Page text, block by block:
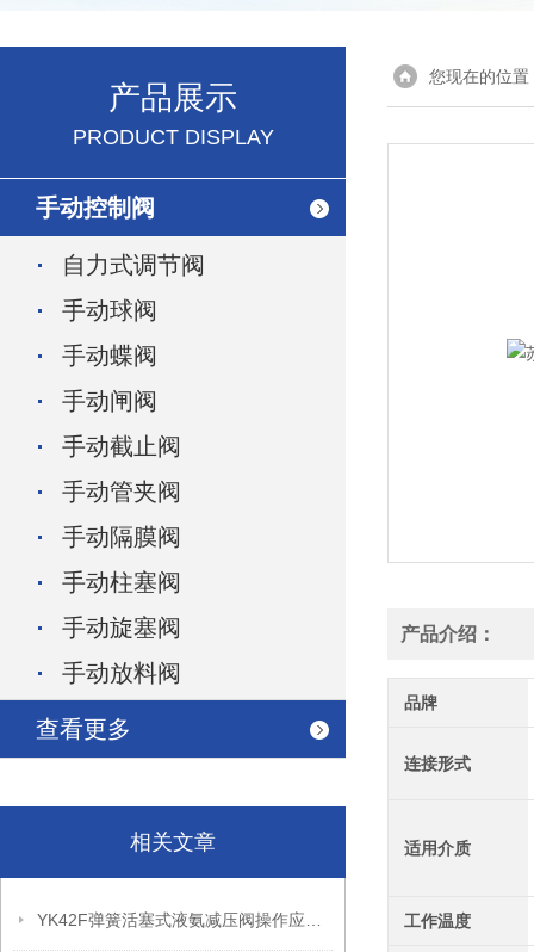
产品展示
PRODUCT DISPLAY
手动控制阀
自力式调节阀
手动球阀
手动蝶阀
手动闸阀
手动截止阀
手动管夹阀
手动隔膜阀
手动柱塞阀
手动旋塞阀
手动放料阀
查看更多
相关文章
您现在的位置
产品介绍：
品牌
连接形式
适用介质
工作温度